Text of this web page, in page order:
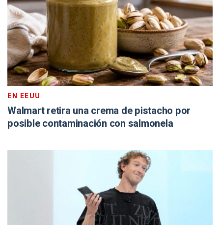
EN EEUU
Walmart retira una crema de pistacho por
posible contaminación con salmonela